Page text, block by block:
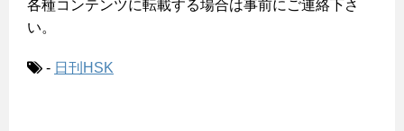
各種コンテンツに転載する場合は事前にご連絡下さ
い。
- 日刊HSK